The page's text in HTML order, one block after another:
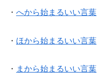
・ へから始まるいい言葉
・ ほから始まるいい言葉
・ まから始まるいい言葉